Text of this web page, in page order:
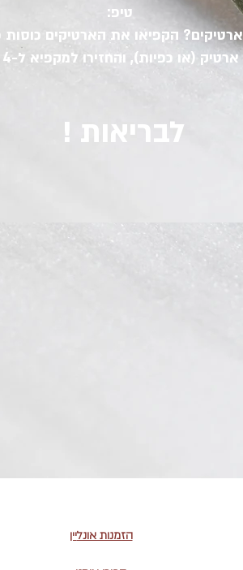
טיפ:
הקפיאו את הארטיקים
(או כפיות), והחזירו למקפיא ל-4 שעות נוספות.
לבריאות !
הזמנות אונליין